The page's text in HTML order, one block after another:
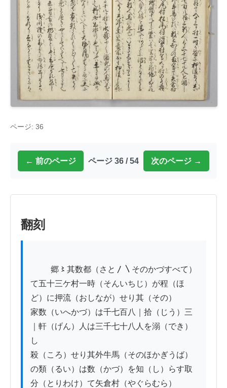
ページ: 36
← 前のページ ページ 36 / 54 次のページ →
翻刻
て五十三ケ村一時（そんいちじ）が程（ほ
ど）に押流（おしなが）せり其（その）
家数（いへかづ）は千七百八｜拾（じう）三
｜軒（げん）人は三千七十八人を溺（でき）
し
殺（ころ）せり其外牛馬（そのほかぎうば）
の類（るい）は数（かづ）を知（し）らす取
分（とりわけ）て矢倉村（やぐらむら）